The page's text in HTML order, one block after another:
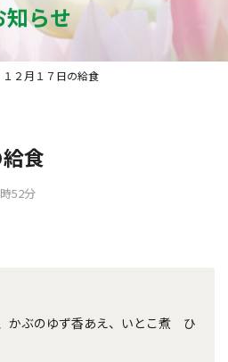
知らせ
１２月１７日の給食
食
52分
かぶのゆず香あえ、いとこ煮 ひ